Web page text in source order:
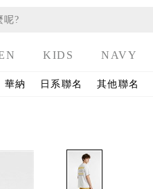
KIDS NAVY
華納 日系聯名 其他聯名